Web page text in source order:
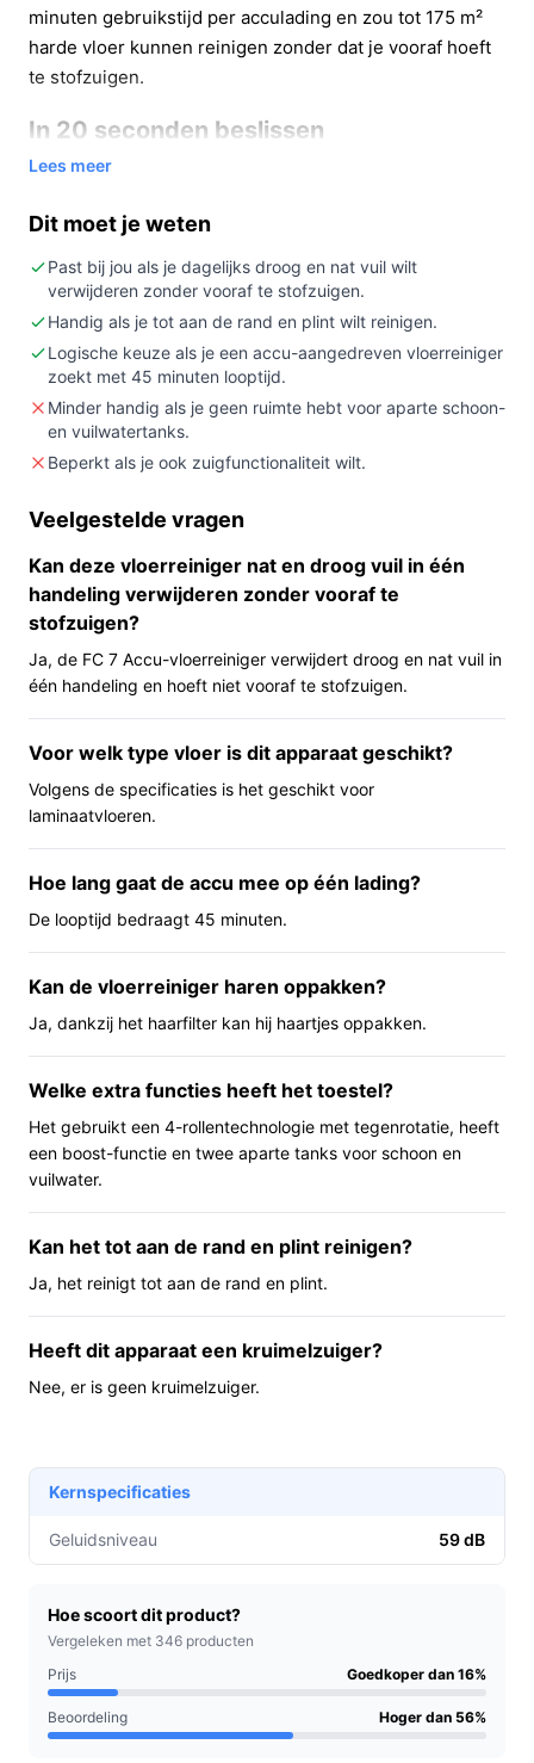
minuten gebruikstijd per acculading en zou tot 175 m²
harde vloer kunnen reinigen zonder dat je vooraf hoeft
te stofzuigen.
In 20 seconden beslissen
Kopen als:
laminaat) en je waarde hecht aan snel
schoonmaken zonder eerst te stofzuigen.
Niet kopen als: je een apparaat wilt dat ook zuigt of
een losse kruimelzuiger heeft — dit model heeft
geen zuigfunctionaliteit en geen kruimelzuiger.
Belangrijkste check:controleer in de
productgegevens of de gespecificeerde looptijd
(45 min) en het reinigingsbereik (175 m²)
aansluiten bij de oppervlakte van jouw huis of de
Wat je in de praktijk merkt
In dagelijks gebruik betekent dit model dat je met één
apparaat zowel nat als droog vuil kunt aanpakken
zonder eerst te stofzuigen, mits je het apparaat gebruikt
op de door de fabrikant genoemde vloertypes. De accu
geeft volgens de specificatie tot 45 minuten stroom, wat
in één acculading een flink oppervlak kan dekken (175
m²). Er zijn instelbare reinigingsniveaus en aparte tanks
voor schoon en vuil water, zodat je niet met emmers
in kieren kunnen anders reageren dan bij een klassieke
stofzuiger.
Belangrijkste voordelen
De voordelen hieronder zijn praktisch gericht en volgen
Bespaart tijd: volgens de fabrikant kan de
combinatie van rollen en water je werkstappen
verminderen vergeleken met traditionele
dweilmethoden.
Geschikt voor harde vloeren: het apparaat is
bedoeld voor dweilen en is in de specificaties
expliciet geschikt voor laminaat; de fabrikant noemt
daarnaast harde vloeren in het feitenanker.
vuilwatertanks maken het vullen en legen
overzichtelijker dan handmatig dweilen met
Voor wie is dit geschikt?
Ideaal voor huiseigenaren of huurders met voornamelijk
harde vloeren zoals laminaat, die regelmatig willen
dweilen zonder langdurig voorbereidende schoonmaak.
zonder snoeren en die een apparaat willen dat zowel
nat als droog dagelijks vuil aanpakt.
Voor wie is dit minder geschikt?
Als je een apparaat nodig hebt dat zuigt (bijvoorbeeld
Lees meer
Dit moet je weten
Past bij jou als je dagelijks droog en nat vuil wilt
verwijderen zonder vooraf te stofzuigen.
Handig als je tot aan de rand en plint wilt reinigen.
Logische keuze als je een accu-aangedreven vloerreiniger
zoekt met 45 minuten looptijd.
Minder handig als je geen ruimte hebt voor aparte schoon-
en vuilwatertanks.
Beperkt als je ook zuigfunctionaliteit wilt.
Veelgestelde vragen
Kan deze vloerreiniger nat en droog vuil in één
handeling verwijderen zonder vooraf te
stofzuigen?
Ja, de FC 7 Accu-vloerreiniger verwijdert droog en nat vuil in
één handeling en hoeft niet vooraf te stofzuigen.
Voor welk type vloer is dit apparaat geschikt?
Volgens de specificaties is het geschikt voor
laminaatvloeren.
Hoe lang gaat de accu mee op één lading?
De looptijd bedraagt 45 minuten.
Kan de vloerreiniger haren oppakken?
Ja, dankzij het haarfilter kan hij haartjes oppakken.
Welke extra functies heeft het toestel?
Het gebruikt een 4-rollentechnologie met tegenrotatie, heeft
een boost-functie en twee aparte tanks voor schoon en
vuilwater.
Kan het tot aan de rand en plint reinigen?
Ja, het reinigt tot aan de rand en plint.
Heeft dit apparaat een kruimelzuiger?
Nee, er is geen kruimelzuiger.
Kernspecificaties
Geluidsniveau 59 dB
Hoe scoort dit product?
Vergeleken met 346 producten
Prijs
Goedkoper dan 16%
Beoordeling Hoger dan 56%